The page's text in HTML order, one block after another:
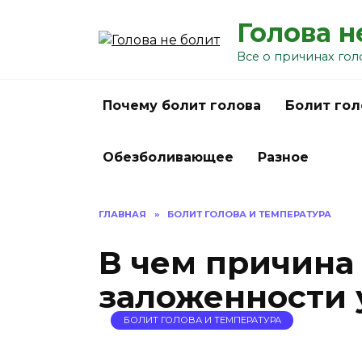
Голова
Все о причинах
Почему болит голова Болит
Обезболивающее Разное
ГЛАВНАЯ » БОЛИТ ГОЛОВА И ТЕМПЕРАТУРА
В чем
БОЛИТ ГОЛОВА И ТЕМПЕРАТУРА